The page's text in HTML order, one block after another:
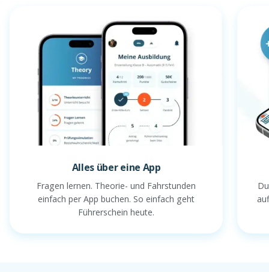
Alles über eine App
Fragen lernen. Theorie- und Fahrstunden
einfach per App buchen. So einfach geht
Führerschein heute.